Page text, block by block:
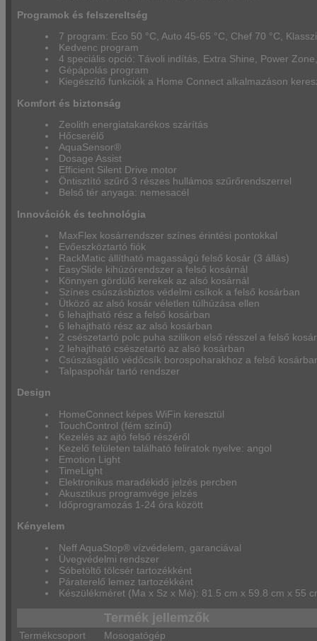
Programok és felszereltség
7 program: Eco 50 °C, Auto 45-65 °C, Chef 70 °C,
Kedvenc program
4 speciális opció: Távoli indítás, Extra Shine, Power
Gépápolás program
Kiegészítő funkciók a Home Connect alkalmazáson
Komfort és biztonság
Zeolith energiatakarékos szárítás
Hőcserélő
AquaSensor®
Dosage Assist
Efficient Silent Drive motor
Öntisztító szűrő 3 részes hullámos szűrőrendszerrel
Belső tér anyaga: nemesacél
Innovációk és technológia
MaxFlex kosárrendszer színes érintési pontokkal
Evőeszköztartó fiók
RackMatic állítható magasságú felső kosár (3 állás)
EasySlide kihúzórendszer a felső kosárnál
Könnyen gördülő kerekek az alsó kosárnál
Színes csúszásbiztos védelmi csíkok a felső kosárban
Ütköző az alsó kosár véletlen túlhúzása ellen
6 lehajtható rész a felső kosárban
6 lehajtható rész az alsó kosárban
2 csészetartó polc puha szilikon első résszel a felső
2 lehajtható csészetartó az alsó kosárban
Csúszásgátló védőcsík borospoharakhoz a felső
Talpaspohár tartó rendszer
Design
HomeConnect képes WiFin keresztül
TouchControl (fém színű)
Kezelés az ajtó felső részéről
Kezelő felületen található feliratok nyelve: angol
Emotion Light
TimeLight
Elektronikus maradékidő jelzés percben
Akusztikus programvége jelzés
Időprogramozás 1-24 óra között
Kényelem
Neff AquaStop® vízvédelem, garanciával
Üvegvédelmi rendszer
Sóbetöltő tölcsér tartozékként
Páraterelő lemez tartozékként
Készülékméret (Ma x Sz x Mé): 81.5 cm x 59.8 cm x 55
Termék jellemzők
Termékcsoport
Mosogatógép